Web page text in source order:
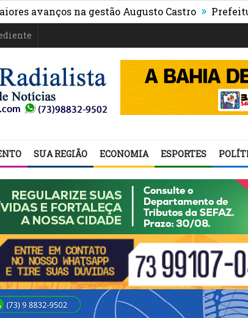
na gestão Augusto Castro » Prefeitura de
SUA REGIÃO ECONOMIA ESPORTES